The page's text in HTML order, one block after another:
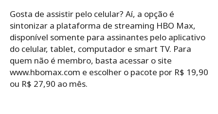
Gosta de assistir pelo celular? Aí, a opção é
sintonizar a plataforma de streaming HBO Max,
disponível somente para assinantes pelo aplicativo
do celular, tablet, computador e smart TV. Para
quem não é membro, basta acessar o site
www.hbomax.com e escolher o pacote por R$ 19,90
ou R$ 27,90 ao mês.